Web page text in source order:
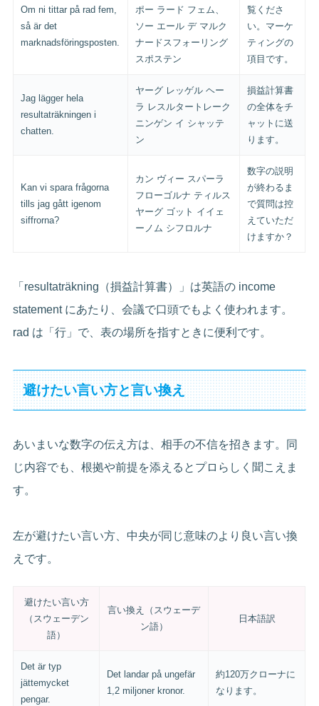
Om ni tittar på rad fem,
så är det
marknadsföringsposten.
ポー ラード フェム、
ソー エール デ マルク
ナードスフォーリング
スポステン
覧くださ
い。マーケ
ティングの
項目です。
Jag lägger hela
resultaträkningen i
chatten.
ヤーグ レッゲル ヘー
ラ レスルタートレーク
ニンゲン イ シャッテ
ン
損益計算書
の全体をチ
ャットに送
ります。
Kan vi spara frågorna
tills jag gått igenom
siffrorna?
カン ヴィー スパーラ
フローゴルナ ティルス
ヤーグ ゴット イイェ
ーノム シフロルナ
数字の説明
が終わるま
で質問は控
えていただ
けますか？
「resultaträkning（損益計算書）」は英語の income
statement にあたり、会議で口頭でもよく使われます。
rad は「行」で、表の場所を指すときに便利です。
避けたい言い方と言い換え
あいまいな数字の伝え方は、相手の不信を招きます。同
じ内容でも、根拠や前提を添えるとプロらしく聞こえま
す。
左が避けたい言い方、中央が同じ意味のより良い言い換
えです。
避けたい言い方
（スウェーデン
語）
言い換え（スウェーデ
ン語）
日本語訳
Det är typ
jättemycket
pengar.
Det landar på ungefär
1,2 miljoner kronor.
約120万クローナに
なります。